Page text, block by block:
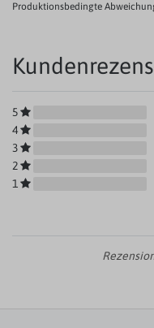
Produktionsbedingte
5
4
3
2
1